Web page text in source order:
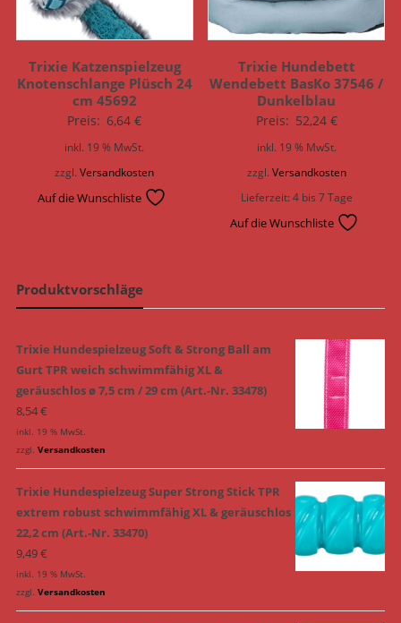
Trixie Katzenspielzeug
Knotenschlange Plüsch 24
cm 45692
Preis: 6,64€
inkl. 19 % MwSt.
zzgl.Versandkosten
Auf die Wunschliste
Trixie Hundebett
Wendebett BasKo 37546 /
Dunkelblau
Preis: 52,24 €
inkl. 19 % MwSt.
zzgl. Versandkosten
Lieferzeit:4 bis 7 Tage
Auf die Wunschliste
Produktvorschläge
Trixie Hundespielzeug Soft & Strong Ball am
Gurt TPR weich schwimmfähig XL &
geräuschlos ø 7,5 cm / 29 cm (Art.-Nr. 33478)
8,54€
inkl. 19 % MwSt.
zzgl. Versandkosten
Trixie Hundespielzeug Super Strong Stick TPR
extrem robust schwimmfähig XL & geräuschlos
22,2 cm (Art.-Nr. 33470)
9,49€
inkl. 19 % MwSt.
zzgl. Versandkosten